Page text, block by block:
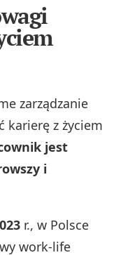
zarządzanie
karierę z życiem
jest
i
r., w Polsce
work-life